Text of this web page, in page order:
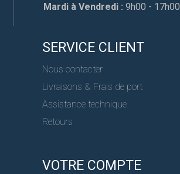
Mardi à Vendredi : 9h00 - 17h00
SERVICE CLIENT
Nous contacter
Livraisons & Frais de port
Assistance technique
Retours
VOTRE COMPTE